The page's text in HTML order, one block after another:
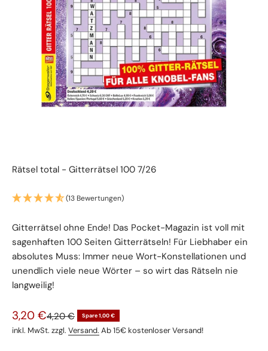
Rätsel total - Gitterrätsel 100 7/26
(13 Bewertungen)
Gitterrätsel ohne Ende! Das Pocket-Magazin ist voll mit
sagenhaften 100 Seiten Gitterrätseln! Für Liebhaber ein
absolutes Muss: Immer neue Wort-Konstellationen und
unendlich viele neue Wörter – so wirt das Rätseln nie
langweilig!
Angebot
3,20 €Regulärer Preis
4,20 € Spare 1,00 €
inkl. MwSt. zzgl. Versand. Ab 15€ kostenloser Versand!